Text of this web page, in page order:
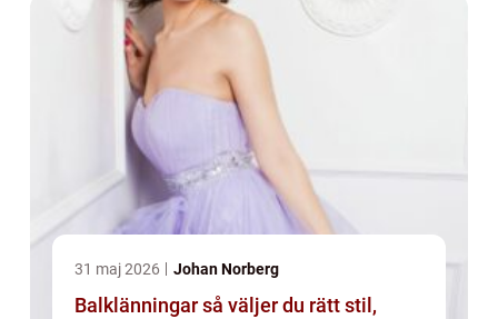
31 maj 2026 Johan Norberg
Balklänningar så väljer du rätt stil,